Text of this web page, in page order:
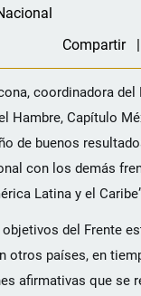
Compartir
coordinadora del
Hambre, Capítulo
de buenos
con los demás
Latina y el
del Frente
otros países, en
afirmativas que se